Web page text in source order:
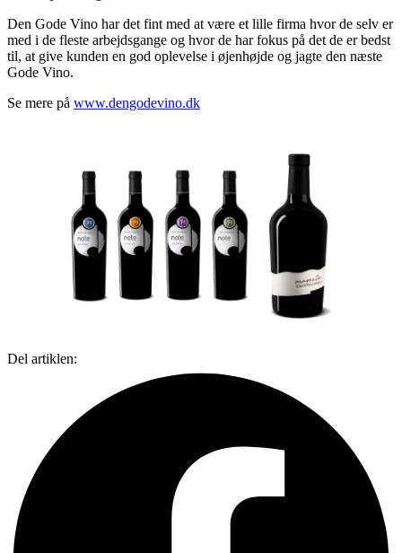
Den Gode Vino har det fint med at være et lille firma hvor de selv er
med i de fleste arbejdsgange og hvor de har fokus på det de er bedst
til, at give kunden en god oplevelse i øjenhøjde og jagte den næste
Gode Vino.
Se mere på www.dengodevino.dk
Del artiklen: